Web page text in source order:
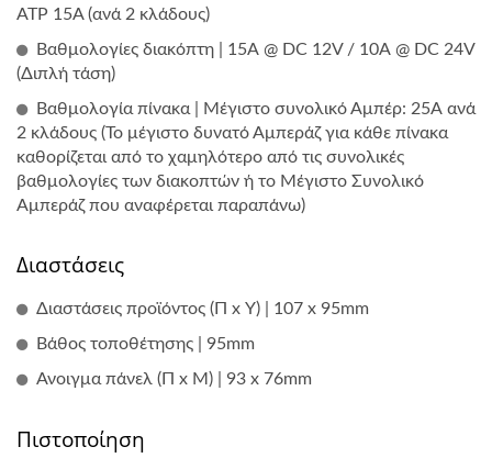
ATP 15A (ανά 2 κλάδους)
Βαθμολογίες διακόπτη | 15Α @ DC 12V / 10Α @ DC 24V
(Διπλή τάση)
Βαθμολογία πίνακα | Μέγιστο συνολικό Αμπέρ: 25Α ανά
2 κλάδους (Το μέγιστο δυνατό Αμπεράζ για κάθε πίνακα
καθορίζεται από το χαμηλότερο από τις συνολικές
βαθμολογίες των διακοπτών ή το Μέγιστο Συνολικό
Αμπεράζ που αναφέρεται παραπάνω)
Διαστάσεις
Διαστάσεις προϊόντος (Π x Υ) | 107 x 95mm
Βάθος τοποθέτησης | 95mm
Ανοιγμα πάνελ (Π x Μ) | 93 x 76mm
Πιστοποίηση